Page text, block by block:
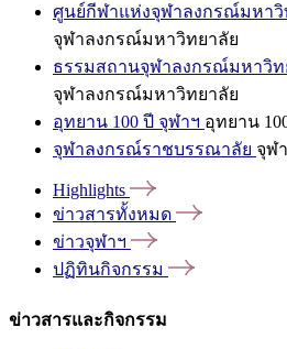
ศูนย์กีฬาแห่งจุฬาลงกรณ์มหาวิ
จุฬาลงกรณ์มหาวิทยาลัย
ธรรมสถานจุฬาลงกรณ์มหาวิท
จุฬาลงกรณ์มหาวิทยาลัย
อุทยาน 100 ปี จุฬาฯ อุทยาน
จุฬาลงกรณ์ราชบรรณาลัย จุฬ
Highlights
ข่าวสารทั้งหมด
ข่าวจุฬาฯ
ปฏิทินกิจกรรม
ข่าวสารและกิจกรรม